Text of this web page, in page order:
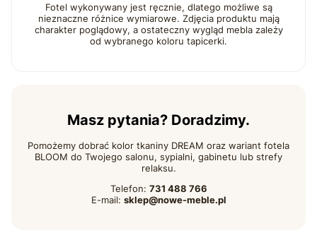
Fotel wykonywany jest ręcznie, dlatego możliwe są
nieznaczne różnice wymiarowe. Zdjęcia produktu mają
charakter poglądowy, a ostateczny wygląd mebla zależy
od wybranego koloru tapicerki.
Masz pytania? Doradzimy.
Pomożemy dobrać kolor tkaniny DREAM oraz wariant fotela
BLOOM do Twojego salonu, sypialni, gabinetu lub strefy
relaksu.
Telefon: 731 488 766
E-mail: sklep@nowe-meble.pl